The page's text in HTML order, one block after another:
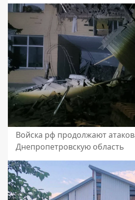
Войска рф продолжают
Днепропетровскую область